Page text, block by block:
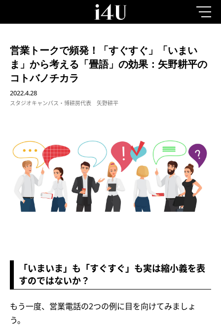
営業トークで頻発！「すぐすぐ」「いまい
ま」から考える「畳語」の効果：矢野耕平の
コトバノチカラ
2022.4.28
スタジオキャンパス・博耕房代表 矢野耕平
「いまいま」も「すぐすぐ」も実は縮小義を表
すのではないか？
もう一度、営業電話の2つの例に目を向けてみましょ
う。